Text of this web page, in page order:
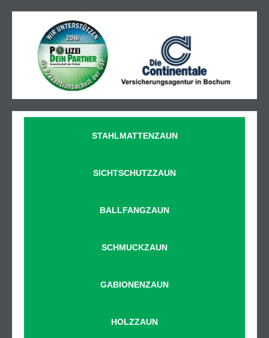
STAHLMATTENZAUN
SICHTSCHUTZZAUN
BALLFANGZAUN
SCHMUCKZAUN
GABIONENZAUN
HOLZZAUN